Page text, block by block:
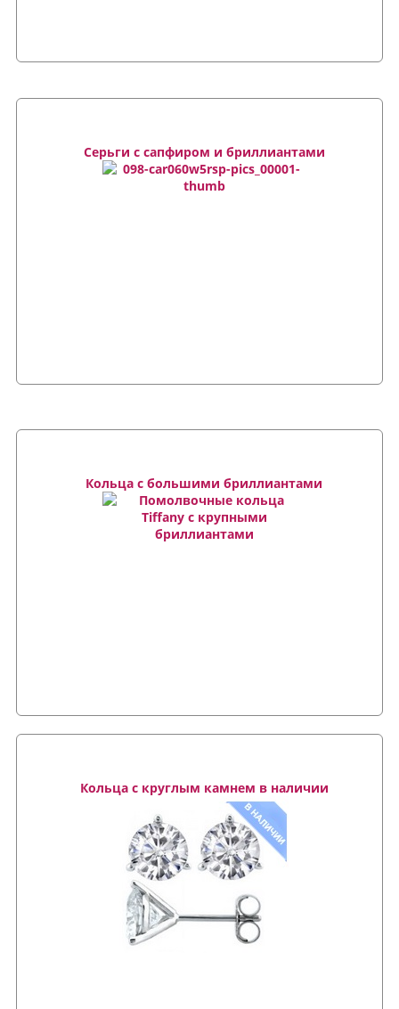
Серьги с сапфиром и бриллиантами
Кольца с большими бриллиантами
Кольца с круглым камнем в наличии